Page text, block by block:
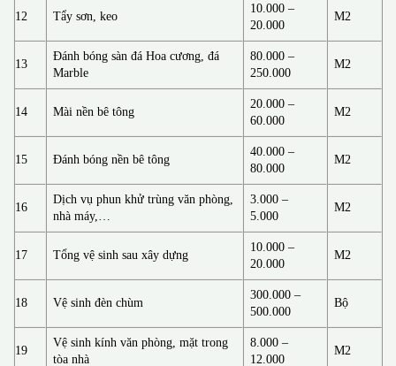
12 Tẩy sơn, keo
10.000 –
20.000
M2
13
Đánh bóng sàn đá Hoa cương, đá
Marble
80.000 –
250.000
M2
14 Mài nền bê tông
20.000 –
60.000
M2
15 Đánh bóng nền bê tông
40.000 –
80.000
M2
16
Dịch vụ phun khử trùng văn phòng,
nhà máy,…
3.000 –
5.000
M2
17 Tổng vệ sinh sau xây dựng
10.000 –
20.000
M2
18 Vệ sinh đèn chùm
300.000 –
500.000
Bộ
19
Vệ sinh kính văn phòng, mặt trong
tòa nhà
8.000 –
12.000
M2